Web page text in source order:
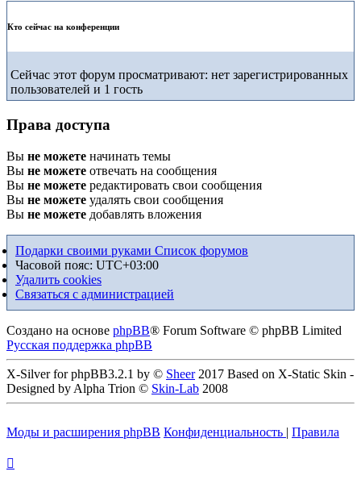
Кто сейчас на конференции
Сейчас этот форум просматривают: нет зарегистрированных
пользователей и 1 гость
Права доступа
Вы не можете начинать темы
Вы не можете отвечать на сообщения
Вы не можете редактировать свои сообщения
Вы не можете удалять свои сообщения
Вы не можете добавлять вложения
Подарки своими руками Список форумов
Часовой пояс: UTC+03:00
Удалить cookies
Связаться с администрацией
Создано на основе phpBB® Forum Software © phpBB Limited
Русская поддержка phpBB
X-Silver for phpBB3.2.1 by © Sheer2017 Based on X-Static Skin -
Designed by Alpha Trion © Skin-Lab 2008
Моды и расширения phpBB Конфиденциальность | Правила